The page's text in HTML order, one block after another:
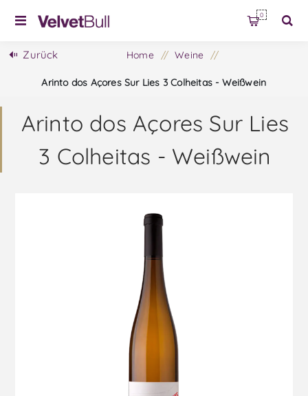
0
Zurück Home / Weine /
Arinto dos Açores Sur Lies 3 Colheitas - Weißwein
Arinto dos Açores Sur Lies
3 Colheitas - Weißwein